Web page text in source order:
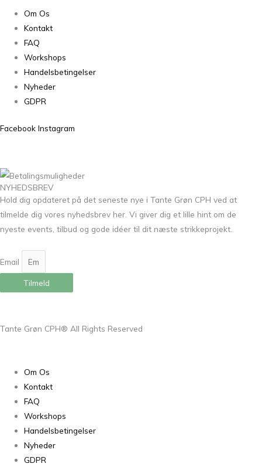
Om Os
Kontakt
FAQ
Workshops
Handelsbetingelser
Nyheder
GDPR
Facebook Instagram
NYHEDSBREV
Hold dig opdateret på det seneste nye i Tante Grøn CPH ved at
tilmelde dig vores nyhedsbrev her. Vi giver dig et lille hint om de
nyeste events, tilbud og gode idéer til dit næste strikkeprojekt.
Email
Tilmeld
Tante Grøn CPH® All Rights Reserved
Om Os
Kontakt
FAQ
Workshops
Handelsbetingelser
Nyheder
GDPR